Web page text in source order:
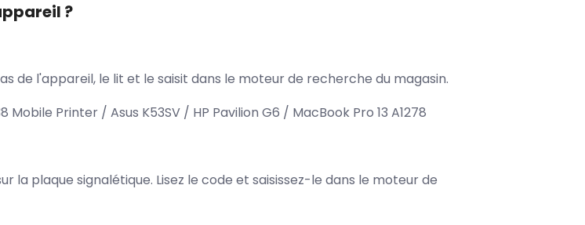
?
de l'appareil, le lit et le saisit dans le moteur de recherche du magasin.
Mobile Printer / Asus K53SV / HP Pavilion G6 / MacBook Pro 13 A1278
plaque signalétique. Lisez le code et saisissez-le dans le moteur de